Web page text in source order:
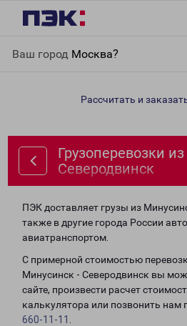
Ваш город Москва?
Северодвинск
Рассчитать и
Грузоперевозки
Северодвинск
ПЭК доставляет грузы из
также в другие города России
авиатранспортом.
С примерной стоимостью
Минусинск - Северодвинск вы
сайте, произвести расчет
калькулятора или позвонить нам
660-11-11